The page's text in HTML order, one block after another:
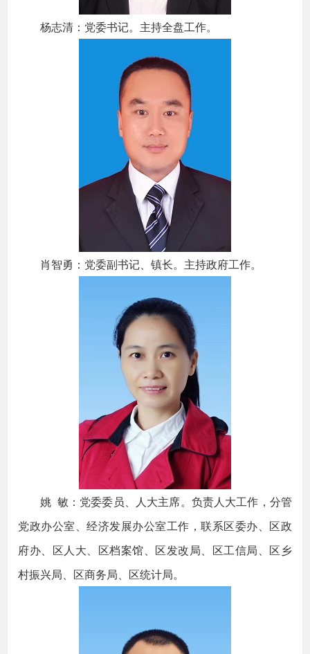
杨志清：党委书记。主持全盘工作。
肖智勇：党委副书记、镇长。主持政府工作。
姚 敏：党委委员、人大主席。负责人大工作，分管
党政办公室、经济发展办公室工作，联系区委办、区政
府办、区人大、区档案馆、区发改局、区工信局、区乡
村振兴局、区商务局、区统计局。